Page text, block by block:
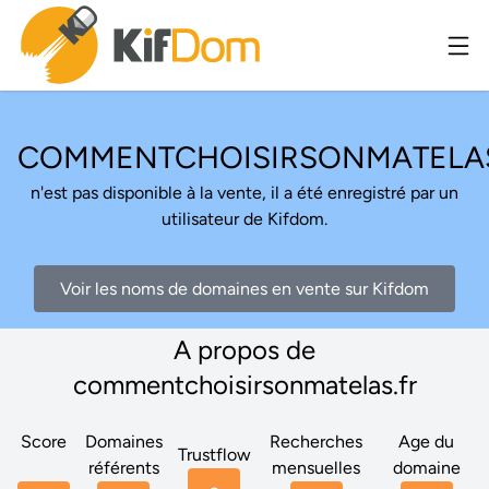
n'est pas disponible à la vente, il a été enregistré par un
utilisateur de Kifdom.
Voir les noms de domaines en vente sur Kifdom
A propos de
commentchoisirsonmatelas.fr
Score
Domaines
référents
Trustflow
Recherches
mensuelles
Age du
domaine